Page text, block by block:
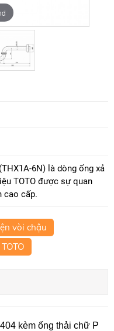
6N) là dòng ống xả
TOTO được sự quan
cao cấp.
vòi chậu
kèm ống thải chữ P